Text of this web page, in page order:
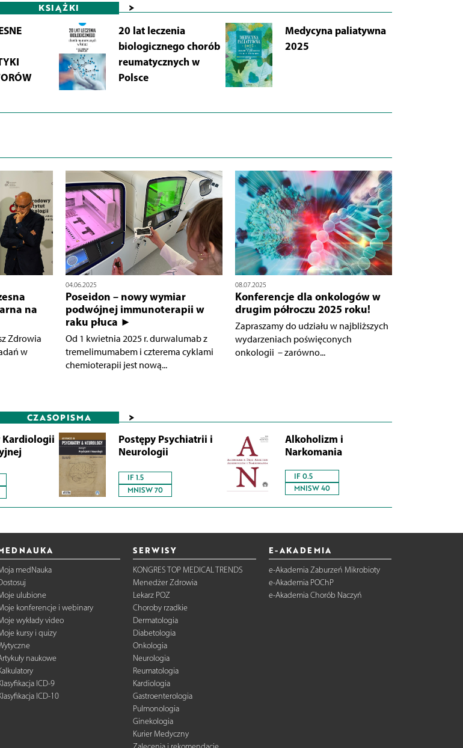
KSIĄŻKI >
20 lat leczenia
biologicznego chorób
reumatycznych w
Polsce
Medycyna paliatywna
2025
na
Zdrowia
w
04.06.2025
Poseidon – nowy wymiar
podwójnej immunoterapii w
raku płuca ►
Od 1 kwietnia 2025 r. durwalumab z
tremelimumabem i czterema cyklami
chemioterapii jest nową...
08.07.2025
Konferencje dla onkologów w
drugim półroczu 2025 roku!
Zapraszamy do udziału w najbliższych
wydarzeniach poświęconych
onkologii – zarówno...
CZASOPISMA >
Kardiologii
Postępy Psychiatrii i
Neurologii
IF 1.5
MNISW 70
Alkoholizm i
Narkomania
IF 0.5
MNISW 40
medNauka
ulubione
konferencje i webinary
wykłady video
kursy i quizy
naukowe
ICD-9
ICD-10
SERWISY
KONGRES TOP MEDICAL TRENDS
Menedżer Zdrowia
Lekarz POZ
Choroby rzadkie
Dermatologia
Diabetologia
Onkologia
Neurologia
Reumatologia
Kardiologia
Gastroenterologia
Pulmonologia
Ginekologia
Kurier Medyczny
E-AKADEMIA
e-Akademia Zaburzeń Mikrobioty
e-Akademia POChP
e-Akademia Chorób Naczyń